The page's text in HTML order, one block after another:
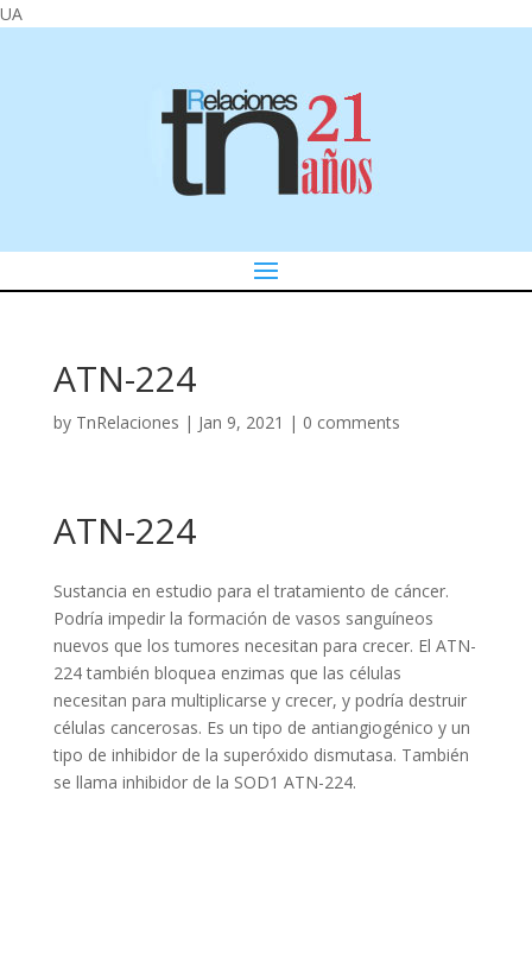
UA
ATN-224
by TnRelaciones | Jan 9, 2021 | 0 comments
ATN-224
Sustancia en estudio para el tratamiento de cáncer.
Podría impedir la formación de vasos sanguíneos
nuevos que los tumores necesitan para crecer. El ATN-
224 también bloquea enzimas que las células
necesitan para multiplicarse y crecer, y podría destruir
células cancerosas. Es un tipo de antiangiogénico y un
tipo de inhibidor de la superóxido dismutasa. También
se llama inhibidor de la SOD1 ATN-224.